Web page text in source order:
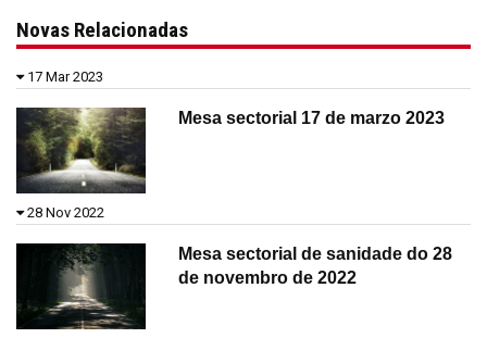
Novas Relacionadas
17 Mar 2023
Mesa sectorial 17 de marzo 2023
28 Nov 2022
Mesa sectorial de sanidade do 28
de novembro de 2022